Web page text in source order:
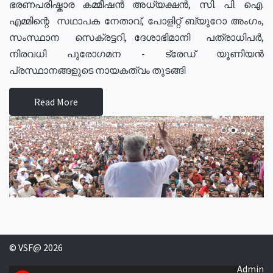
ഭരണപരിഷ്കാര കമ്മീഷൻ അധ്യക്ഷൻ, സി. പി. ഐ.
എമ്മിന്റെ സഥാപക നേതാവ്, പോളിറ്റ് ബ്യുറോ അംഗം,
സംസ്ഥാന സെക്രട്ടറി, ദേശാഭിമാനി പത്രാധിപർ,
നിരവധി പുരോഗമന - ട്രേഡ് യൂണിയൻ
പ്രസ്ഥാനങ്ങളുടെ നായകത്വം തുടങ്ങി
Read More
© VSF@ 2026
Admin